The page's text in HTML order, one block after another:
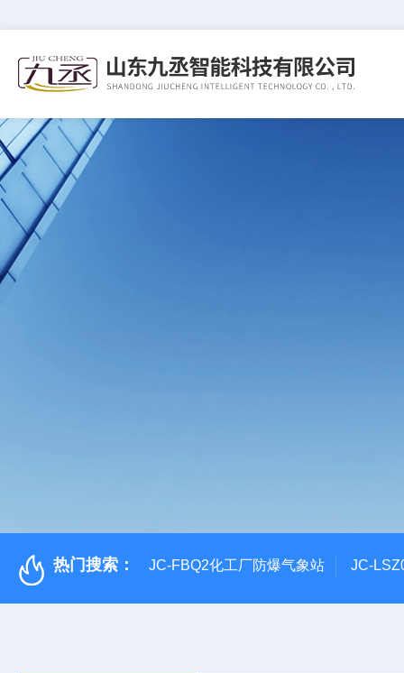
热门搜索： JC-FBQ2化工厂防爆气象站 JC-